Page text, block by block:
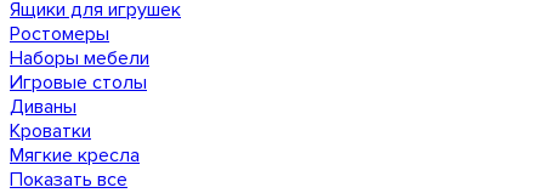
Ящики для игрушек
Ростомеры
Наборы мебели
Игровые столы
Диваны
Кроватки
Мягкие кресла
Показать все